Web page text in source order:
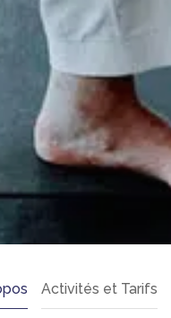
Activités et Tarifs